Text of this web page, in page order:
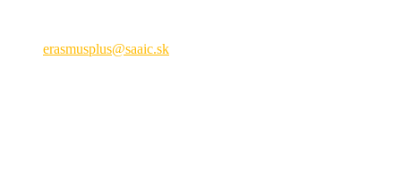
erasmusplus@saaic.sk